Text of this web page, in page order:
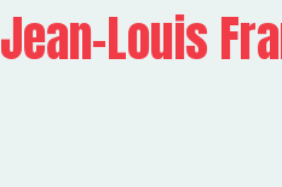
Jean-Louis